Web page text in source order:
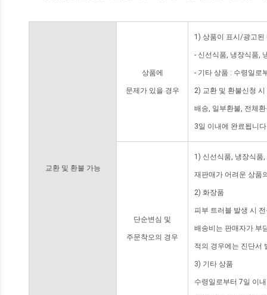
교환 및 환불 가능
상품에
문제가 있을 경우
1) 상품이 표시/광고된
- 신선식품, 냉장식품,
- 기타 상품 : 수령일로
2) 교환 및 환불신청
배송, 일부환불, 전체
3일 이내에 완료됩니
단순변심 및
주문착오의 경우
1) 신선식품, 냉장식품
재판매가 어려운 상품
2) 화장품
피부 트러블 발생 시
배송비는 판매자가 부
적의 경우에는 진단서
3) 기타 상품
수령일로부터 7일 이